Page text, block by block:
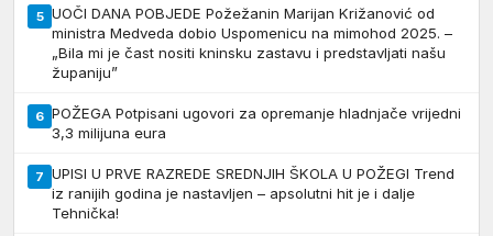
5 UOČI DANA POBJEDE Požežanin Marijan Križanović od
ministra Medveda dobio Uspomenicu na mimohod 2025. –
„Bila mi je čast nositi kninsku zastavu i predstavljati našu
županiju”
6 POŽEGA Potpisani ugovori za opremanje hladnjače vrijedni
3,3 milijuna eura
7 UPISI U PRVE RAZREDE SREDNJIH ŠKOLA U POŽEGI Trend
iz ranijih godina je nastavljen – apsolutni hit je i dalje
Tehnička!